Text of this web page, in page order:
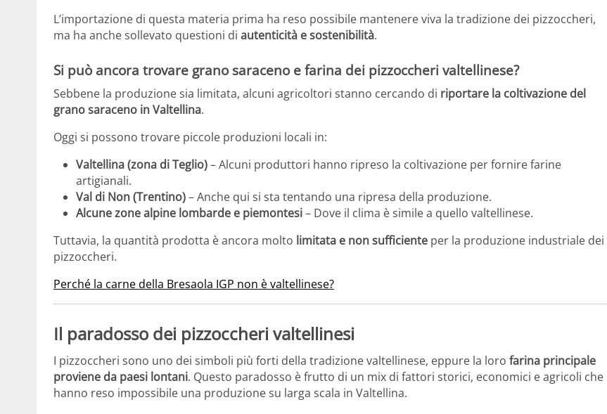
L’importazione di questa materia prima ha reso possibile mantenere viva la tradizione dei pizzoccheri,
ma ha anche sollevato questioni di autenticità e sostenibilità.
Si può ancora trovare grano saraceno e farina dei pizzoccheri valtellinese?
Sebbene la produzione sia limitata, alcuni agricoltori stanno cercando di riportare la coltivazione del
grano saraceno in Valtellina.
Oggi si possono trovare piccole produzioni locali in:
Valtellina (zona di Teglio)– Alcuni produttori hanno ripreso la coltivazione per fornire farine
artigianali.
Val di Non (Trentino)– Anche qui si sta tentando una ripresa della produzione.
Alcune zone alpine lombarde e piemontesi– Dove il clima è simile a quello valtellinese.
Tuttavia, la quantità prodotta è ancora molto limitata e non sufficiente per la produzione industriale dei
pizzoccheri.
Perché la carne della Bresaola IGP non è valtellinese?
Il paradosso dei pizzoccheri valtellinesi
I pizzoccheri sono uno dei simboli più forti della tradizione valtellinese, eppure la loro farina principale
proviene da paesi lontani. Questo paradosso è frutto di un mix di fattori storici, economici e agricoli che
hanno reso impossibile una produzione su larga scala in Valtellina.